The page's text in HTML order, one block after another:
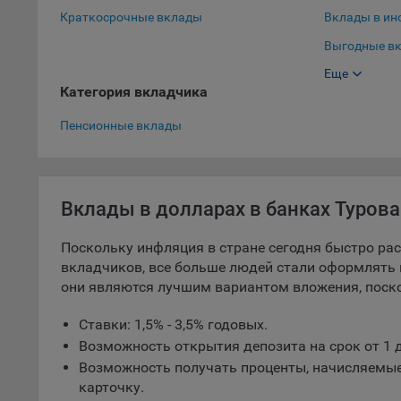
5.1.
может
9.2.
Краткосрочные вклады
Вклады в
Выгодные
Выгодные
Еще
Категория вкладчика
Пенсионные вклады
Вклады в долларах в банках Турова
Поскольку инфляция в стране сегодня быстро
вкладчиков, все больше людей стали
они являются лучшим вариантом вложения,
Ставки: 1,5% - 3,5% годовых.
Возможность открытия депозита на срок от 1
Возможность получать проценты,
карточку.